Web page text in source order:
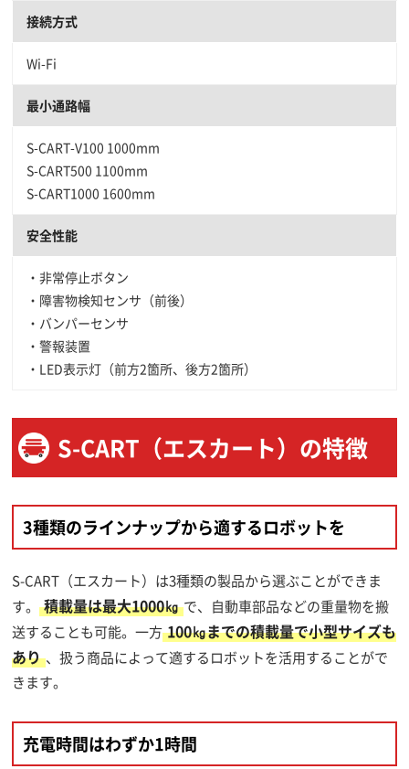
接続方式
Wi-Fi
最小通路幅
S-CART-V100 1000mm
S-CART500 1100mm
S-CART1000 1600mm
安全性能
・非常停止ボタン
・障害物検知センサ（前後）
・バンパーセンサ
・警報装置
・LED表示灯（前方2箇所、後方2箇所）
S-CART（エスカート）の特徴
3種類のラインナップから適するロボットを
S-CART（エスカート）は3種類の製品から選ぶことができま
す。 積載量は最大1000㎏ で、自動車部品などの重量物を搬
送することも可能。一方 100㎏までの積載量で小型サイズも
あり 、扱う商品によって適するロボットを活用することがで
きます。
充電時間はわずか1時間